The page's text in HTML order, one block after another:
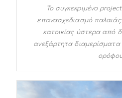
Το συγκεκριμένο
επανασχεδιασμό
κατοικίας ύστερα από
ανεξάρτητα διαμερίσματα